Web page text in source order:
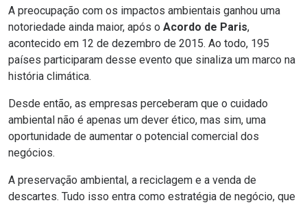
A preocupação com os impactos ambientais ganhou uma
notoriedade ainda maior, após o Acordo de Paris,
acontecido em 12 de dezembro de 2015. Ao todo, 195
países participaram desse evento que sinaliza um marco na
história climática.
Desde então, as empresas perceberam que o cuidado
ambiental não é apenas um dever ético, mas sim, uma
oportunidade de aumentar o potencial comercial dos
negócios.
A preservação ambiental, a reciclagem e a venda de
descartes. Tudo isso entra como estratégia de negócio, que